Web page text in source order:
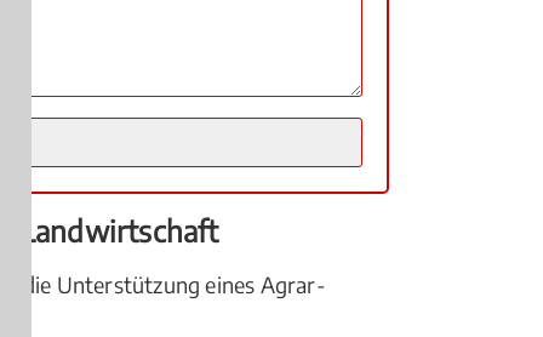
Landwirtschaft
die Unterstützung eines Agrar-